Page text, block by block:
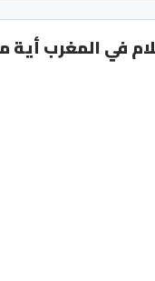
في المغرب أية